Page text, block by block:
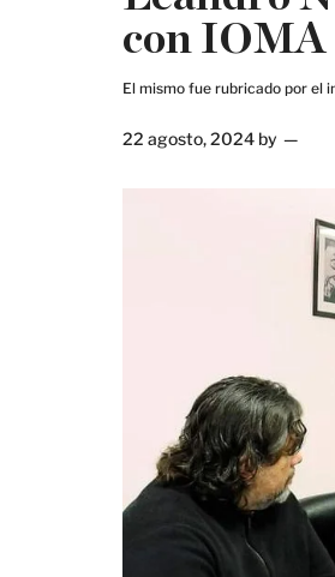
con IOMA
El mismo fue rubricado por el
22 agosto, 2024 by